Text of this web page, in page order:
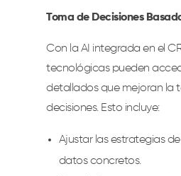
Toma de Decisiones
Con la AI integrada en el
tecnológicas pueden
detallados que mejoran la
decisiones. Esto incluye:
Ajustar las estrategias
datos concretos.